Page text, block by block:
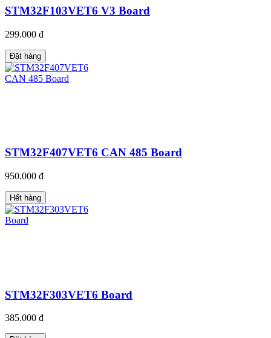
STM32F103VET6 V3 Board
299.000 đ
Đặt hàng
STM32F407VET6 CAN 485 Board
950.000 đ
Hết hàng
STM32F303VET6 Board
385.000 đ